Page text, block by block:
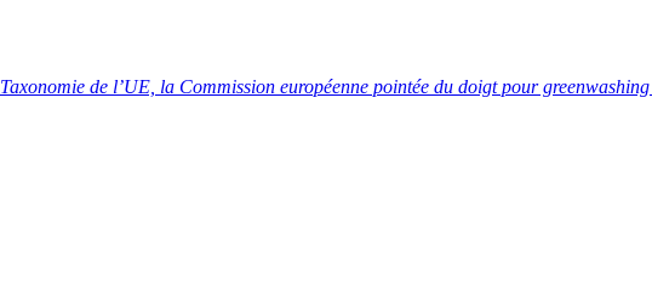
Taxonomie de l’UE, la Commission européenne pointée du doigt pour greenwashing